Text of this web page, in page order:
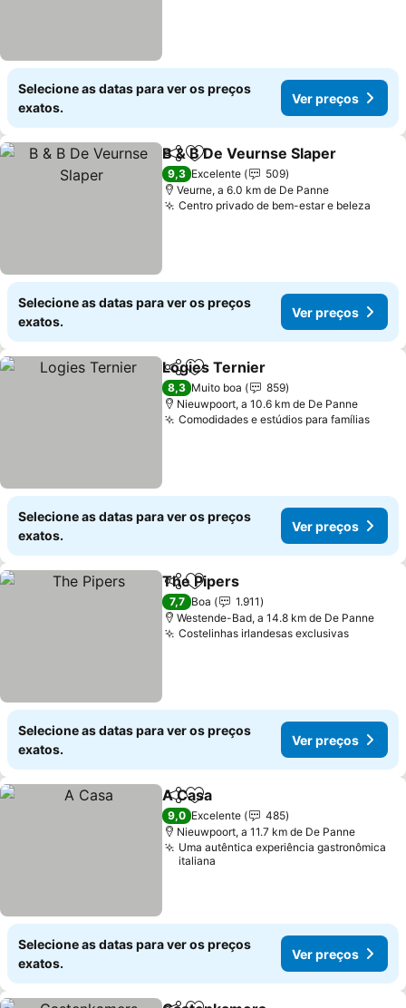
Selecione as datas para ver os preços
exatos.
Ver preços
PartilharAdicionar aos favoritos
B & B De Veurnse Slaper
9,3 Excelente
509
Veurne, a 6.0 km de De Panne
Centro privado de bem-estar e beleza
Selecione as datas para ver os preços
exatos.
Ver preços
PartilharAdicionar aos favoritos
Logies Ternier
8,3 Muito boa
859
Nieuwpoort, a 10.6 km de De Panne
Comodidades e estúdios para famíliasVer
Selecione as datas para ver os preços
exatos.
Ver preços
PartilharAdicionar aos favoritos
The Pipers
7,7 Boa
1.911
Westende-Bad, a 14.8 km de De Panne
Costelinhas irlandesas exclusivasVer
Selecione as datas para ver os preços
exatos.
Ver preços
PartilharAdicionar aos favoritos
A Casa
9,0 Excelente
485
Nieuwpoort, a 11.7 km de De Panne
Uma autêntica experiência gastronômica
italiana
Selecione as datas para ver os preços
exatos.
Ver preços